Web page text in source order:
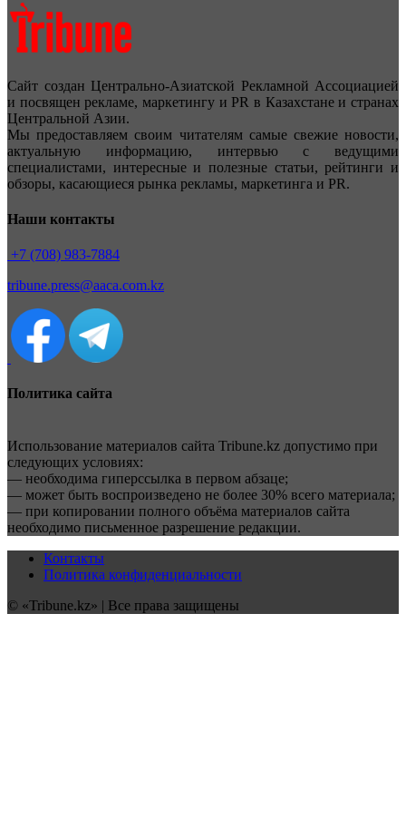
Сайт создан Центрально-Азиатской Рекламной Ассоциацией
и посвящен рекламе, маркетингу и PR в Казахстане и странах
Центральной Азии.
Мы предоставляем своим читателям самые свежие новости,
актуальную информацию, интервью с ведущими
специалистами, интересные и полезные статьи, рейтинги и
обзоры, касающиеся рынка рекламы, маркетинга и PR.
Наши контакты
+7 (708) 983-7884
tribune.press@aaca.com.kz
Политика сайта
Использование материалов сайта Tribune.kz допустимо при
следующих условиях:
— необходима гиперссылка в первом абзаце;
— может быть воспроизведено не более 30% всего материала;
— при копировании полного объёма материалов сайта
необходимо письменное разрешение редакции.
Контакты
Политика конфиденциальности
© «Tribune.kz» | Все права защищены